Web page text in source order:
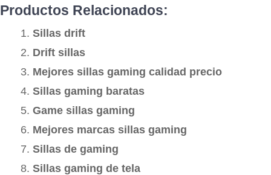
Productos Relacionados:
Sillas drift
Drift sillas
Mejores sillas gaming calidad precio
Sillas gaming baratas
Game sillas gaming
Mejores marcas sillas gaming
Sillas de gaming
Sillas gaming de tela